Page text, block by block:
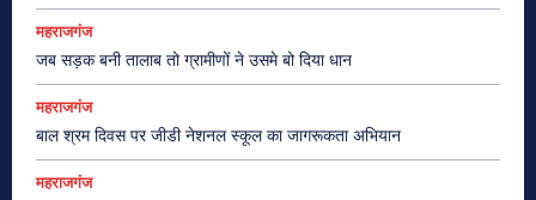
महराजगंज
जब सड़क बनी तालाब तो ग्रामीणों ने उसमे बो दिया धान
महराजगंज
बाल श्रम दिवस पर जीडी नेशनल स्कूल का जागरूकता अभियान
महराजगंज